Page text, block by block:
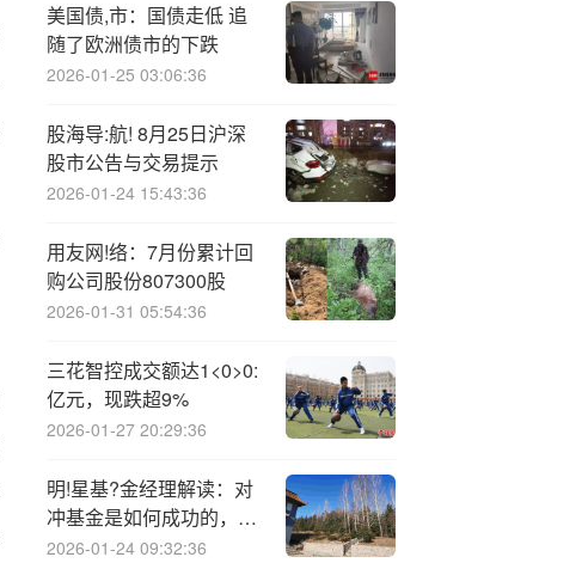
美国债,市：国债走低 追
随了欧洲债市的下跌
2026-01-25 03:06:36
股海导:航! 8月25日沪深
股市公告与交易提示
2026-01-24 15:43:36
用友网!络：7月份累计回
购公司股份807300股
2026-01-31 05:54:36
三花智控成交额达1<0>0:
亿元，现跌超9%
2026-01-27 20:29:36
明!星基?金经理解读：对
冲基金是如何成功的，投
资哲学是如何建立的
2026-01-24 09:32:36